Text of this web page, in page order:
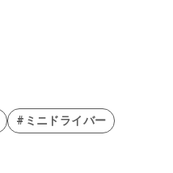
#ミニドライバー